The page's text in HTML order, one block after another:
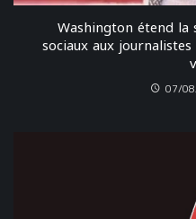
Washington étend la
sociaux aux
07/